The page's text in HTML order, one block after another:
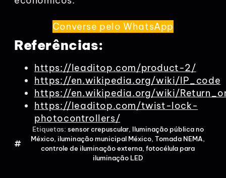
Converse pelo WhatsApp
Referências:
https://leaditop.com/product-2/
https://en.wikipedia.org/wiki/IP_code
https://en.wikipedia.org/wiki/
https://leaditop.com/twist-lock-
photocontrollers/
Etiquetas: sensor crepuscular, Iluminação pública no
México, iluminação municipal México, Tomada NEMA,
controle de iluminação externa, fotocélula para
iluminação LED